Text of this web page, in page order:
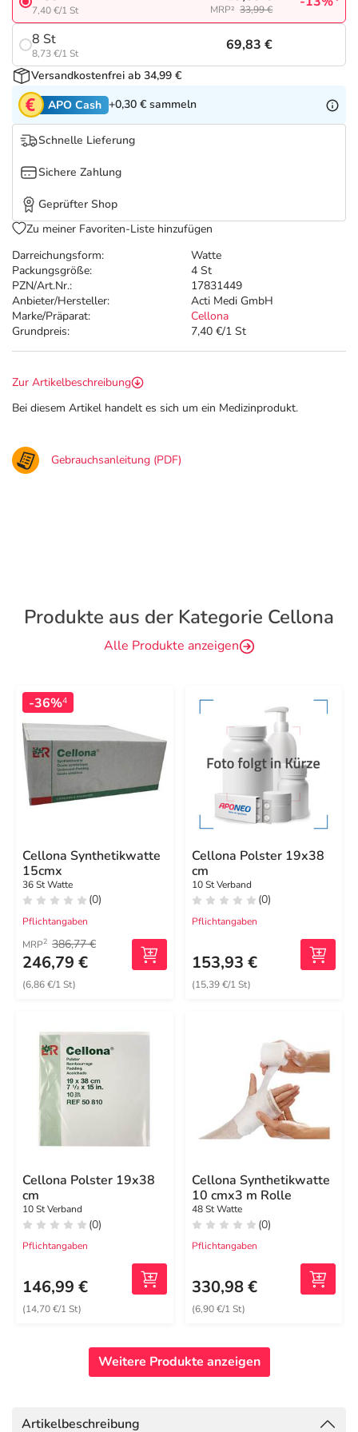
Tierapotheke
Vitamine & Mineralstoffe
Marken
Salus Deals
Darreichungsform:
Watte
Packungsgröße:
4 St
PZN/Art.Nr.:
17831449
Anbieter/Hersteller:
Acti Medi GmbH
Marke/Präparat:
Cellona
Grundpreis:
7,40 €/1 St
7,40 €/1 St MRP² 33,99 €
8 St
8,73 €/1 St
69,83 €
Versandkostenfrei ab 34,99 €
APO Cash +0,30 € sammeln
Schnelle Lieferung
Sichere Zahlung
Geprüfter Shop
Zu meiner Favoriten-Liste hinzufügen
Zur Artikelbeschreibung
Bei diesem Artikel handelt es sich um ein Medizinprodukt.
Gebrauchsanleitung (PDF)
Produkte aus der Kategorie Cellona
Alle Produkte anzeigen
-36%4
Cellona Synthetikwatte
15cmx
36 St Watte
(0)
Pflichtangaben
MRP2 386,77 €
246,79 €
(6,86 €/1 St)
Cellona Polster 19x38
cm
10 St Verband
(0)
Pflichtangaben
153,93 €
(15,39 €/1 St)
Cellona Polster 19x38
cm
10 St Verband
(0)
Pflichtangaben
146,99 €
(14,70 €/1 St)
Cellona Synthetikwatte
10 cmx3 m Rolle
48 St Watte
(0)
Pflichtangaben
330,98 €
(6,90 €/1 St)
Weitere Produkte anzeigen
Artikelbeschreibung